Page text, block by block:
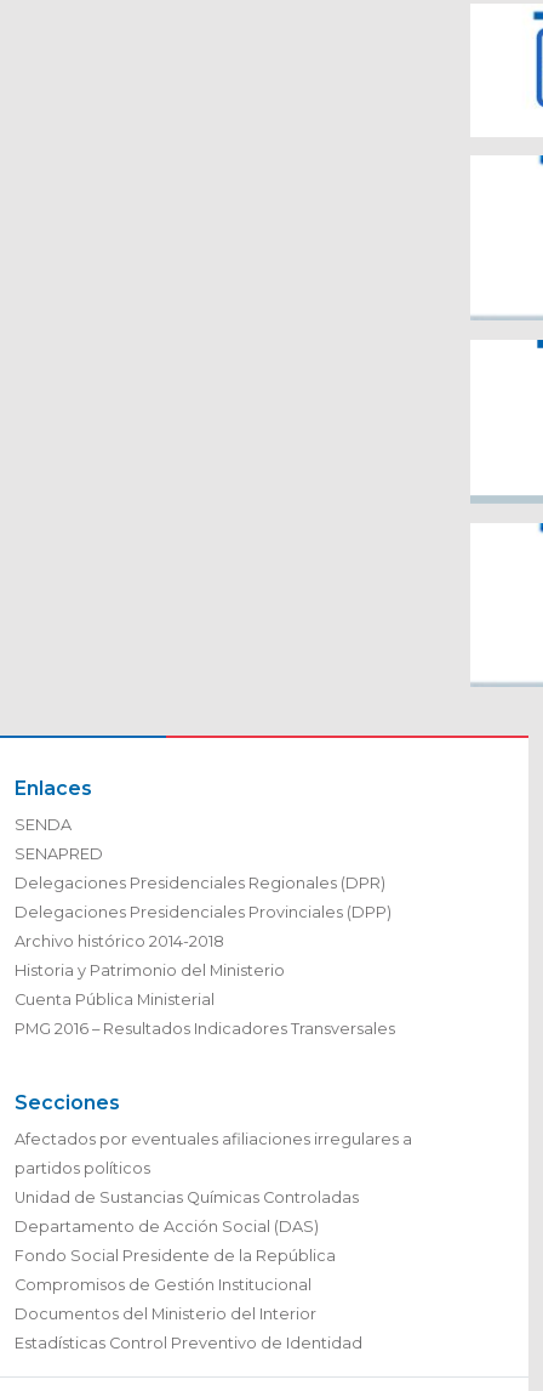
Enlaces
SENDA
SENAPRED
Delegaciones Presidenciales Regionales (DPR)
Delegaciones Presidenciales Provinciales (DPP)
Archivo histórico 2014-2018
Historia y Patrimonio del Ministerio
Cuenta Pública Ministerial
PMG 2016 – Resultados Indicadores Transversales
Secciones
Afectados por eventuales afiliaciones irregulares a
partidos políticos
Unidad de Sustancias Químicas Controladas
Departamento de Acción Social (DAS)
Fondo Social Presidente de la República
Compromisos de Gestión Institucional
Documentos del Ministerio del Interior
Estadísticas Control Preventivo de Identidad